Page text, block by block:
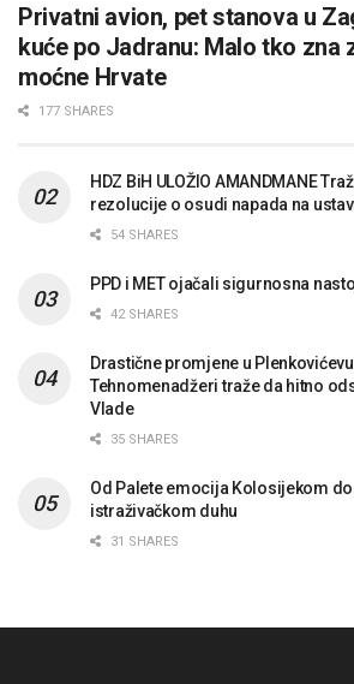
Privatni avion, pet stanova u
kuće po Jadranu: Malo tko zna
moćne Hrvate
177 SHARES
HDZ BiH ULOŽIO AMANDMANE
rezolucije o osudi napada na
54 SHARES
PPD i MET ojačali sigurnosna
42 SHARES
Drastične promjene u
Tehnomenadžeri traže da hitno
Vlade
35 SHARES
Od Palete emocija Kolosijekom
istraživačkom duhu
31 SHARES